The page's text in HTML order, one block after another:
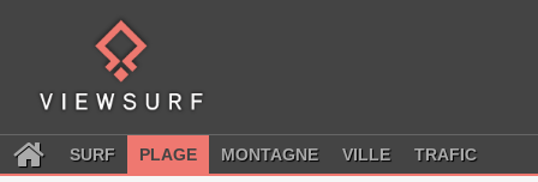
SURF PLAGE MONTAGNE VILLE TRAFIC